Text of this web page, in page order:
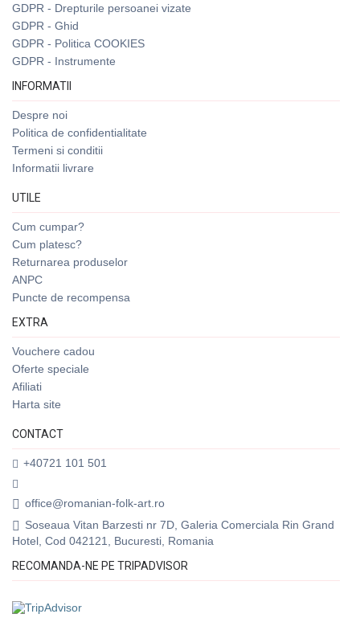
GDPR - Drepturile persoanei vizate
GDPR - Ghid
GDPR - Politica COOKIES
GDPR - Instrumente
INFORMATII
Despre noi
Politica de confidentialitate
Termeni si conditii
Informatii livrare
UTILE
Cum cumpar?
Cum platesc?
Returnarea produselor
ANPC
Puncte de recompensa
EXTRA
Vouchere cadou
Oferte speciale
Afiliati
Harta site
CONTACT
+40721 101 501
office@romanian-folk-art.ro
Soseaua Vitan Barzesti nr 7D, Galeria Comerciala Rin Grand
Hotel, Cod 042121, Bucuresti, Romania
RECOMANDA-NE PE TRIPADVISOR